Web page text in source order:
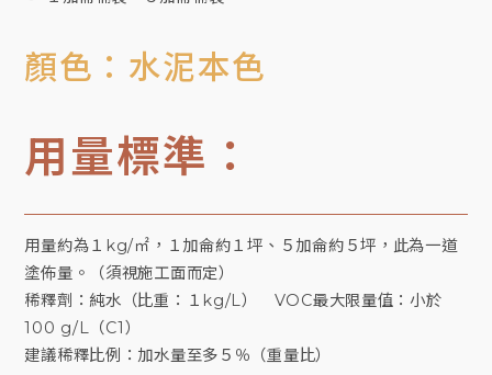
顏色：水泥本色
用量標準：
用量約為１kg/㎡，１加侖約１坪、５加侖約５坪，此為一道
塗佈量。（須視施工面而定）
稀釋劑：純水（比重：１kg/L） VOC最大限量值：小於
100 g/L（C1）
建議稀釋比例：加水量至多５％（重量比）